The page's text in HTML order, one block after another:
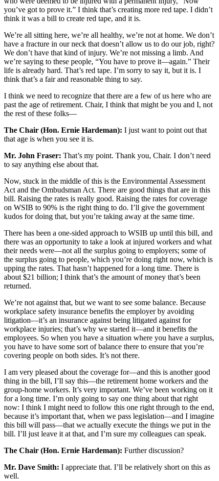
you’ve got to prove it.” I think that’s creating more red tape. I didn’t
think it was a bill to create red tape, and it is.
We’re all sitting here, we’re all healthy, we’re not at home. We don’t
have a fracture in our neck that doesn’t allow us to do our job, right?
We don’t have that kind of injury. We’re not missing a limb. And
we’re saying to these people, “You have to prove it—again.” Their
life is already hard. That’s red tape. I’m sorry to say it, but it is. I
think that’s a fair and reasonable thing to say.
I think we need to recognize that there are a few of us here who are
past the age of retirement. Chair, I think that might be you and I, not
the rest of these folks—
The Chair (Hon. Ernie Hardeman): I just want to point out that
that age is when you see it is.
Mr. John Fraser: That’s my point. Thank you, Chair. I don’t need
to say anything else about that.
Now, stuck in the middle of this is the Environmental Assessment
Act and the Ombudsman Act. There are good things that are in this
bill. Raising the rates is really good. Raising the rates for coverage
on WSIB to 90% is the right thing to do. I’ll give the government
kudos for doing that, but you’re taking away at the same time.
There has been a one-sided approach to WSIB up until this bill, and
there was an opportunity to take a look at injured workers and what
their needs were—not all the surplus going to employers; some of
the surplus going to people, which you’re doing right now, which is
upping the rates. That hasn’t happened for a long time. There is
about $21 billion; I think that’s the amount of money that’s been
returned.
We’re not against that, but we want to see some balance. Because
workplace safety insurance benefits the employer by avoiding
litigation—it’s an insurance against being litigated against for
workplace injuries; that’s why we started it—and it benefits the
employees. So when you have a situation where you have a surplus,
you have to have some sort of balance there to ensure that you’re
covering people on both sides. It’s not there.
I am very pleased about the coverage for—and this is another good
thing in the bill, I’ll say this—the retirement home workers and the
group-home workers. It’s very important. We’ve been working on it
for a long time. I’m only going to say one thing about that right
now: I think I might need to follow this one right through to the end,
because it’s important that, when we pass legislation—and I imagine
this bill will pass—that we actually execute the things we put in the
bill. I’ll just leave it at that, and I’m sure my colleagues can speak.
The Chair (Hon. Ernie Hardeman): Further discussion?
Mr. Dave Smith: I appreciate that. I’ll be relatively short on this as
well.